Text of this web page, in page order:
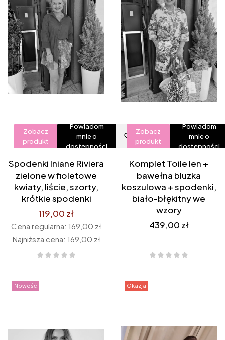
Zobacz
produkt
Powiadom
mnie o
dostępności
Spodenki lniane Riviera
zielone w fioletowe
kwiaty, liście, szorty,
krótkie spodenki
119,00 zł
Cena regularna: 169,00 zł
Najniższa cena: 169,00 zł
Zobacz
produkt
Powiadom
mnie o
dostępności
Komplet Toile len +
bawełna bluzka
koszulowa + spodenki,
biało-błękitny we
wzory
Cena
439,00 zł
Nowość Okazja